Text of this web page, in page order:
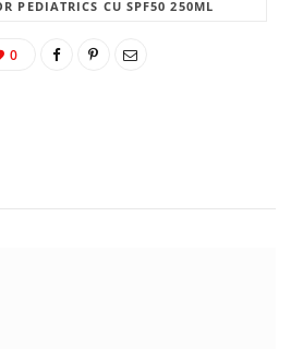
PEDIATRICS CU SPF50 250ML
0